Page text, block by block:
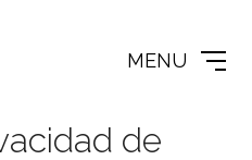
MENU
de